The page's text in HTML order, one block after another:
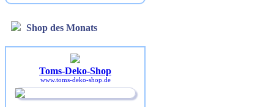
Shop des Monats
Toms-Deko-Shop
www.toms-deko-shop.de